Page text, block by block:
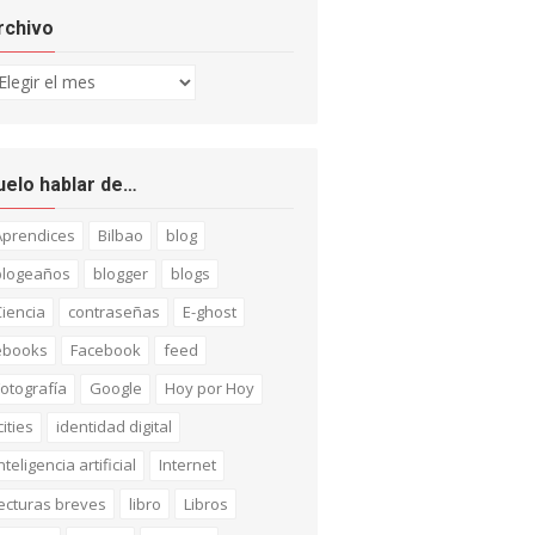
hablar de…
Bilbao
blog
blogger
blogs
contraseñas
E-ghost
Facebook
feed
Google
Hoy por Hoy
identidad digital
artificial
Internet
breves
libro
Libros